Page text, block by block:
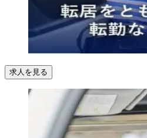
求人を見る